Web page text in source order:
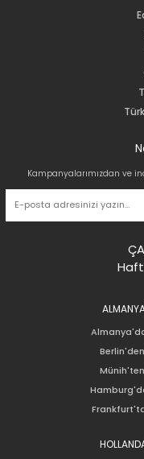
Kampanyalarımızdan ve
Münih'ten